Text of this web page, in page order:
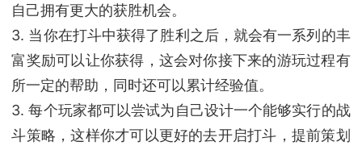
自己拥有更大的获胜机会。
3. 当你在打斗中获得了胜利之后，就会有一系列的丰
富奖励可以让你获得，这会对你接下来的游玩过程有
所一定的帮助，同时还可以累计经验值。
3. 每个玩家都可以尝试为自己设计一个能够实行的战
斗策略，这样你才可以更好的去开启打斗，提前策划